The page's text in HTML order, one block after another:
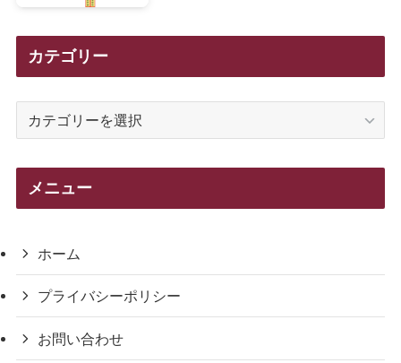
カテゴリー
メニュー
ホーム
プライバシーポリシー
お問い合わせ